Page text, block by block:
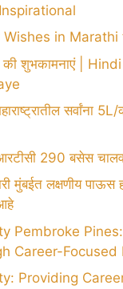
in Marathi
की शुभकामनाएं |
सर्वांना
290 बसेस
मुंबईत लक्षणीय
Pembroke
Career-Focused
Providing